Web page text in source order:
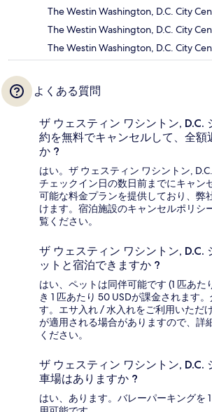
The Westin Washington, D.C. City
The Westin Washington, D.C. City
The Westin Washington, D.C. City
よくある質問
ザ ウェスティン ワシントン, D.C.
約を無料でキャンセルして、全額
か ?
はい。ザ ウェスティン ワシントン,
チェックイン日の数日前までにキャン
可能な料金プランを提供しており、弊
けます。宿泊施設のキャンセルポリシ
覧ください。
ザ ウェスティン ワシントン, D.C.
ットと宿泊できますか ?
はい、ペットは同伴可能です (1 匹あた
き 1 匹あたり 50 USDが課金されます
す。エサ入れ / 水入れをご利用いただ
が適用される場合がありますので、詳
ください。
ザ ウェスティン ワシントン, D.C.
車場はありますか ?
はい、あります。バレーパーキングを